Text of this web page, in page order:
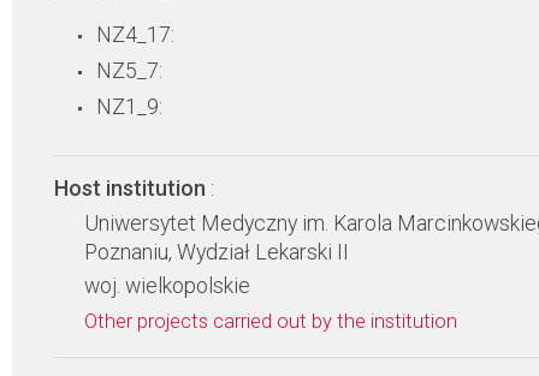
NZ4_17:
NZ5_7:
NZ1_9:
Host institution :
Uniwersytet Medyczny im. Karola
Poznaniu, Wydział Lekarski II
woj. wielkopolskie
Other projects carried out by the institution